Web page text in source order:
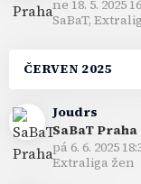
ne 18. 5. 2025
SaBaT,
ČERVEN 2025
Joudrs
SaBaT Praha
pá 6. 6. 2025
Extraliga žen